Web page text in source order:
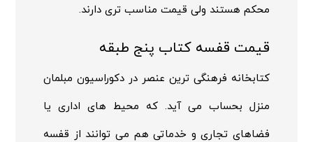
محکم هستند ولی قیمت مناسب تری دارند.
قیمت قفسه کتاب پنج طبقه
کتابخانه فرهنگی ترین عنصر در دکوراسیون مبلمان
منزل بحساب می آید. که محیط های اداری یا
فضاهای تجاری و خدماتی هم می توانند از قفسه